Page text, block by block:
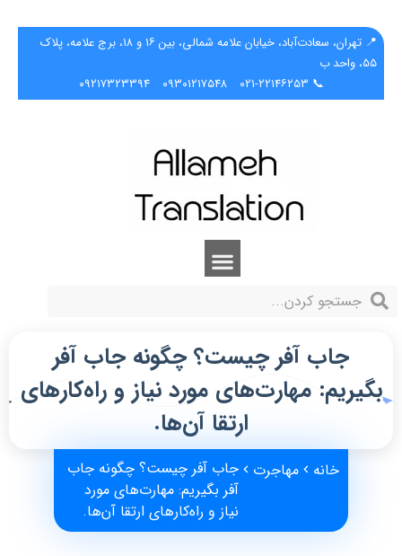
📍 تهران، سعادت‌آباد، خیابان علامه شمالی، بین ۱۶ و ۱۸، برج علامه، پلاک
۵۵، واحد ب
📞 ۰۲۱-۲۲۱۴۶۲۵۳
۰۹۳۰۱۲۱۷۵۴۸ ۰۹۲۱۷۳۲۳۳۹۴
جاب آفر چیست؟ چگونه جاب آفر
بگیریم: مهارت‌های مورد نیاز و راه‌‌کارهای
ارتقا آن‌ها.
خانه مهاجرت
جاب آفر چیست؟ چگونه جاب
آفر بگیریم: مهارت‌های مورد
نیاز و راه‌‌کارهای ارتقا آن‌ها.